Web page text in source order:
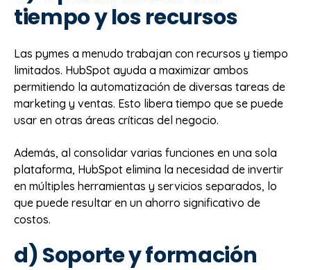
tiempo y los recursos
Las pymes a menudo trabajan con recursos y tiempo
limitados. HubSpot ayuda a maximizar ambos
permitiendo la automatización de diversas tareas de
marketing y ventas. Esto libera tiempo que se puede
usar en otras áreas críticas del negocio.
Además, al consolidar varias funciones en una sola
plataforma, HubSpot elimina la necesidad de invertir
en múltiples herramientas y servicios separados, lo
que puede resultar en un ahorro significativo de
costos.
d) Soporte y formación